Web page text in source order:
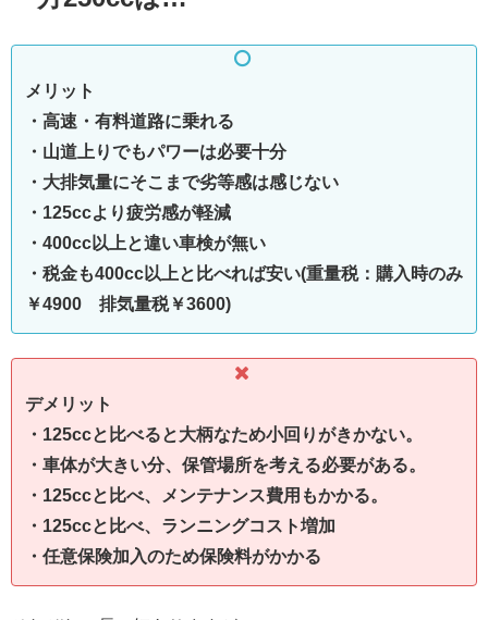
メリット
・高速・有料道路に乗れる
・山道上りでもパワーは必要十分
・大排気量にそこまで劣等感は感じない
・125ccより疲労感が軽減
・400cc以上と違い車検が無い
・税金も400cc以上と比べれば安い(重量税：購入時のみ
￥4900 排気量税￥3600)
デメリット
・125ccと比べると大柄なため小回りがきかない。
・車体が大きい分、保管場所を考える必要がある。
・125ccと比べ、メンテナンス費用もかかる。
・125ccと比べ、ランニングコスト増加
・任意保険加入のため保険料がかかる